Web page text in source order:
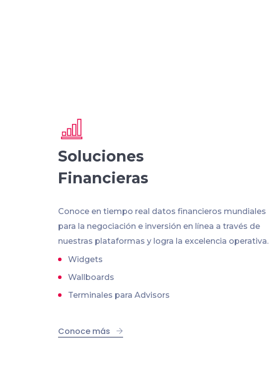
Soluciones
Financieras
Conoce en tiempo real datos financieros mundiales
para la negociación e inversión en línea a través de
nuestras plataformas y logra la excelencia operativa.
Widgets
Wallboards
Terminales para Advisors
Conoce más